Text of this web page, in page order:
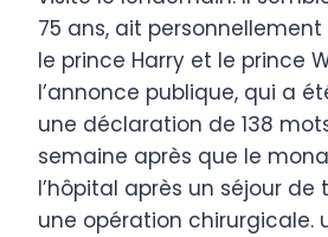
75 ans, ait
le prince Harry et le prince
l’annonce publique, qui a
une déclaration de 138
semaine après que le
l’hôpital après un séjour de
une opération chirurgicale.